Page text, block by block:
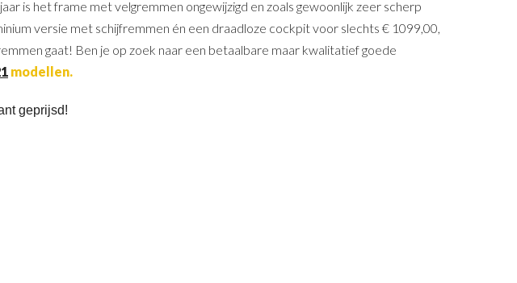
is het frame met velgremmen ongewijzigd en zoals gewoonlijk zeer scherp
versie met schijfremmen én een draadloze cockpit voor slechts € 1099,00,
gaat! Ben je op zoek naar een betaalbare maar kwalitatief goede
modellen.
geprijsd!